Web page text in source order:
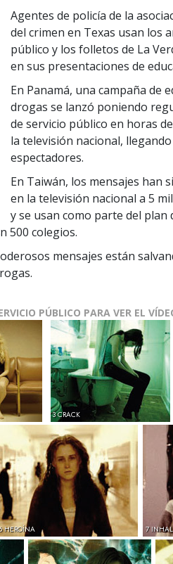
Agentes de policía de la
del crimen en Texas usan los
público y los folletos de La
en sus presentaciones de
En Panamá, una campaña de
drogas se lanzó poniendo
de servicio público en horas
la televisión nacional,
espectadores.
En Taiwán, los mensajes han
en la televisión nacional a 5
y se usan como parte del plan
500 colegios.
mensajes están
PÚBLICO PARA VER EL
3 CRACK
HEROÍNA 7